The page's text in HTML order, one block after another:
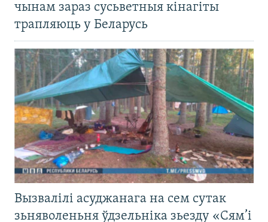
чынам зараз сусьветныя кінагіты
трапляюць у Беларусь
Вызвалілі асуджанага на сем сутак
зьняволеньня ўдзельніка зьезду «Сям’і